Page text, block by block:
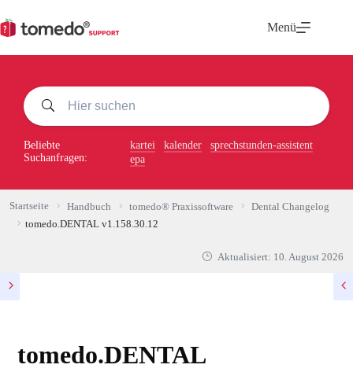
Inhalt
springen
Menü
Beliebte
Suchanfragen:
kartei kalender
sprechstunden-assistent
epa
Startseite Handbuch tomedo® Praxissoftware
Dental Changelog
tomedo.DENTAL v1.158.30.12
Aktualisiert: 10. August 2026
tomedo.DENTAL